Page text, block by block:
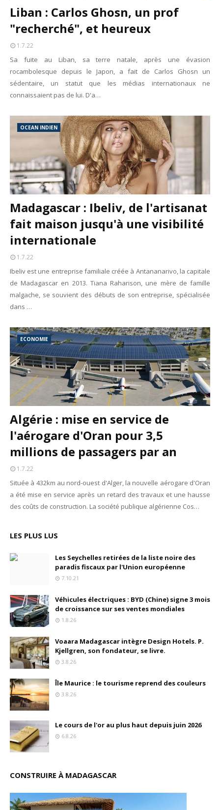
Liban : Carlos Ghosn, un prof
"recherché", et heureux
1.7.22
Sa fuite au Liban, sa terre natale, après une évasion
rocambolesque depuis le Japon, a fait de Carlos Ghosn un
sédentaire, un statut que les médias internationaux ne
connaissaient pas de lui. D'a…
OCEAN INDIEN
Madagascar : Ibeliv, de l'artisanat
fait maison jusqu'à une visibilité
internationale
1.7.22
Ibeliv est une entreprise familiale créée à Antananarivo, la capitale
de Madagascar en 2013. Tiana Raharison, une mère de famille
malgache, se souvient des débuts de son entreprise, spécialisée
dans …
ECONOMIE
Algérie : mise en service de
l'aérogare d'Oran pour 3,5
millions de passagers par an
1.7.22
Située à 432km au nord-ouest d'Alger, la nouvelle aérogare d'Oran
a été mise en service après un retard des travaux et une hausse
des coûts de construction. La société publique algérienne Cos…
LES PLUS LUS
Les Seychelles retirées de la liste noire des
paradis fiscaux par l'Union européenne
7.10.21
Véhicules électriques : BYD (Chine) signe 3 mois
de croissance sur ses ventes mondiales
1.8.26
Voaara Madagascar intègre Design Hotels. P.
Kjellgren, son fondateur, se livre.
3.8.26
Île Maurice : le tourisme reprend des couleurs
3.8.26
Le cours de l'or au plus haut depuis juin 2026
6.8.26
CONSTRUIRE À MADAGASCAR